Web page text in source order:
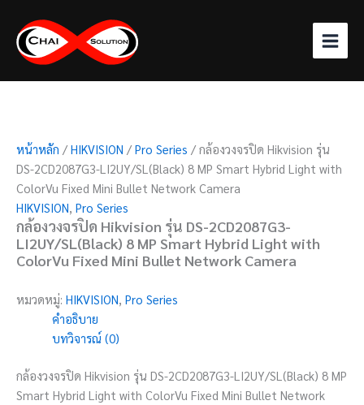
content
หน้าหลัก / HIKVISION / Pro Series / กล้องวงจรปิด Hikvision รุ่น
DS-2CD2087G3-LI2UY/SL(Black) 8 MP Smart Hybrid Light with
ColorVu Fixed Mini Bullet Network Camera
HIKVISION, Pro Series
กล้องวงจรปิด Hikvision รุ่น DS-2CD2087G3-
LI2UY/SL(Black) 8 MP Smart Hybrid Light with
ColorVu Fixed Mini Bullet Network Camera
หมวดหมู่: HIKVISION Pro Series
คำอธิบาย
บทวิจารณ์ (0)
กล้องวงจรปิด Hikvision รุ่น DS-2CD2087G3-LI2UY/SL(Black) 8 MP
Smart Hybrid Light with ColorVu Fixed Mini Bullet Network